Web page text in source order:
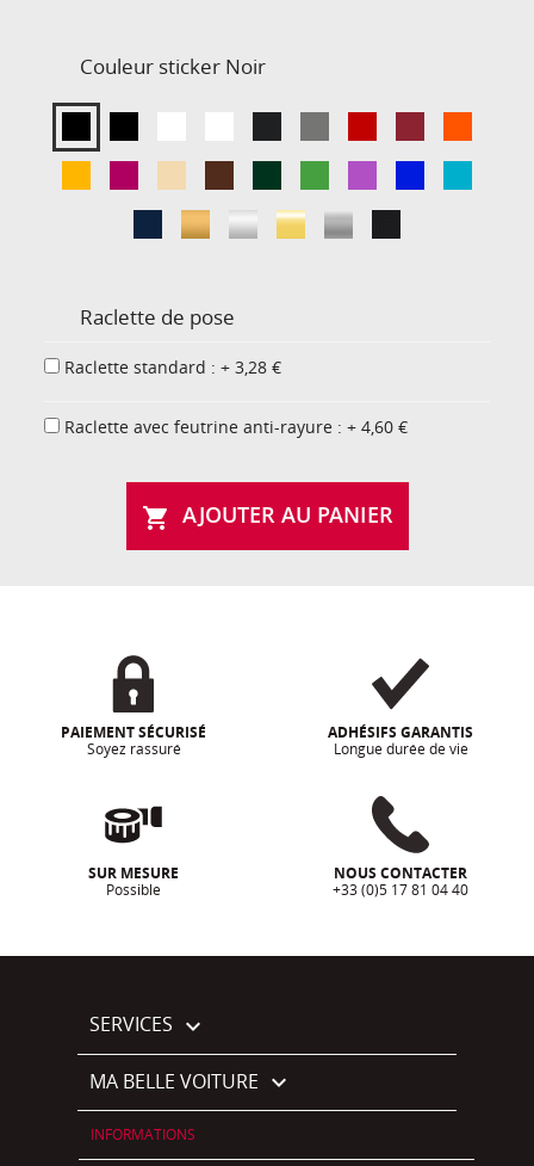
Couleur sticker Noir
Raclette de pose
Raclette standard : + 3,28 €
Raclette avec feutrine anti-rayure : + 4,60 €
 AJOUTER AU PANIER
PAIEMENT SÉCURISÉ
Soyez rassuré
ADHÉSIFS GARANTIS
Longue durée de vie
SUR MESURE
Possible
NOUS CONTACTER
+33 (0)5 17 81 04 40
SERVICES 
MA BELLE VOITURE 
INFORMATIONS